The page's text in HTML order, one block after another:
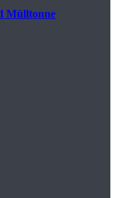
Mülltonne